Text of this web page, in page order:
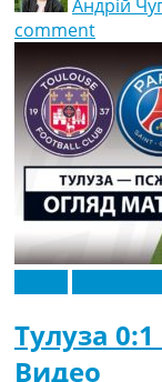
Андрій
comment
Тулуза
Видео